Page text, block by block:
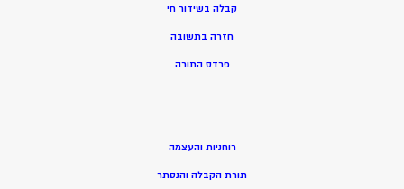
קבלה בשידור חי
חזרה בתשובה
פרדס התורה
רוחניות והעצמה
תורת הקבלה והנסתר